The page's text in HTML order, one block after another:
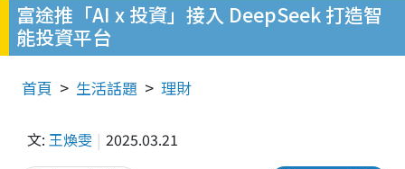
富途推「AI x 投資」接入 DeepSeek 打造智
能投資平台
首頁 生活話題 理財
文: 王煥雯 2025.03.21